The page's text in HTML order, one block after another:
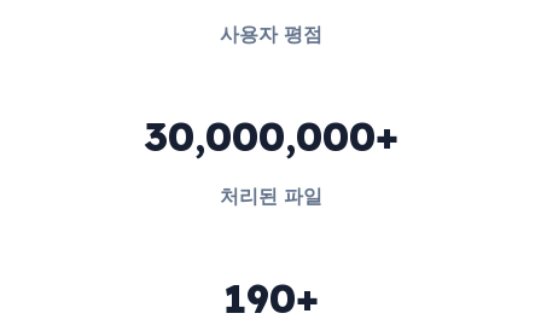
사용자 평점
30,000,000+
처리된 파일
190+